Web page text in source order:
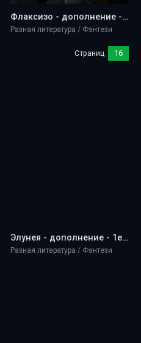
Флаксизо - дополнение - 1ex0
Разная литература / Фэнтези
Страниц 16
Элунея - дополнение - 1ex0
Разная литература / Фэнтези